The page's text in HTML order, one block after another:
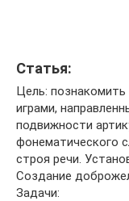
Статья:
Цель: познакомить
играми,
подвижности
фонематического
строя речи.
Создание
Задачи: